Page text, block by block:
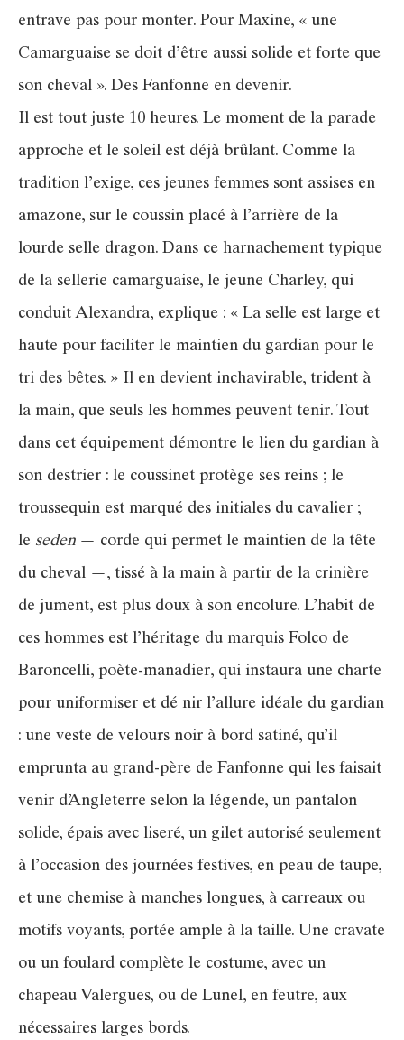
entrave pas pour monter. Pour Maxine, « une
Camarguaise se doit d’être aussi solide et forte que
son cheval ». Des Fanfonne en devenir.
Il est tout juste 10 heures. Le moment de la parade
approche et le soleil est déjà brûlant. Comme la
tradition l’exige, ces jeunes femmes sont assises en
amazone, sur le coussin placé à l’arrière de la
lourde selle dragon. Dans ce harnachement typique
de la sellerie camarguaise, le jeune Charley, qui
conduit Alexandra, explique : « La selle est large et
haute pour faciliter le maintien du gardian pour le
tri des bêtes. » Il en devient inchavirable, trident à
la main, que seuls les hommes peuvent tenir. Tout
dans cet équipement démontre le lien du gardian à
son destrier : le coussinet protège ses reins ; le
troussequin est marqué des initiales du cavalier ;
le seden — corde qui permet le maintien de la tête
du cheval —, tissé à la main à partir de la crinière
de jument, est plus doux à son encolure. L’habit de
ces hommes est l’héritage du marquis Folco de
Baroncelli, poète-manadier, qui instaura une charte
pour uniformiser et dé nir l’allure idéale du gardian
: une veste de velours noir à bord satiné, qu’il
emprunta au grand-père de Fanfonne qui les faisait
venir d’Angleterre selon la légende, un pantalon
solide, épais avec liseré, un gilet autorisé seulement
à l’occasion des journées festives, en peau de taupe,
et une chemise à manches longues, à carreaux ou
motifs voyants, portée ample à la taille. Une cravate
ou un foulard complète le costume, avec un
chapeau Valergues, ou de Lunel, en feutre, aux
nécessaires larges bords.